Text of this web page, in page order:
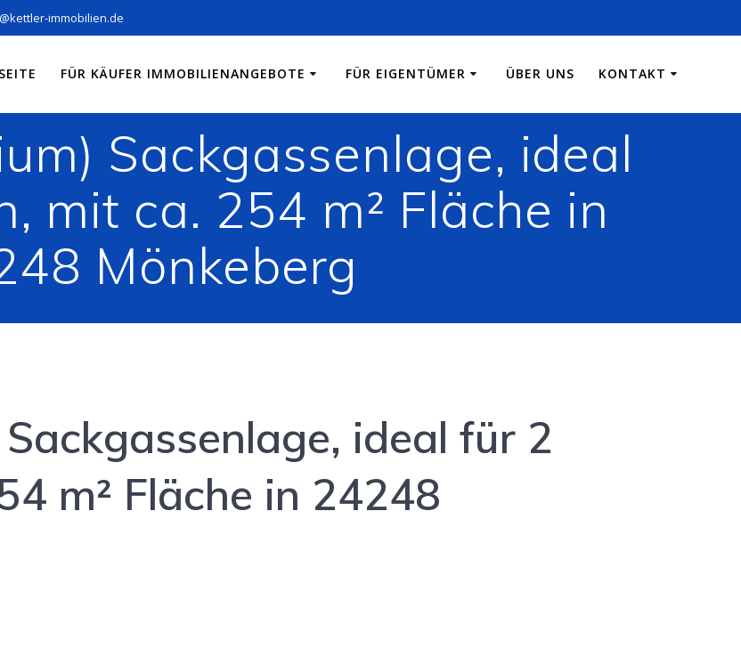
immobilien.de
FÜR KÄUFER IMMOBILIENANGEBOTE FÜR EIGENTÜMER ÜBER UNS KONTAKT
Sackgassenlage, ideal
mit ca. 254 m² Fläche in
Mönkeberg
ideal für 2
m² Fläche in 24248